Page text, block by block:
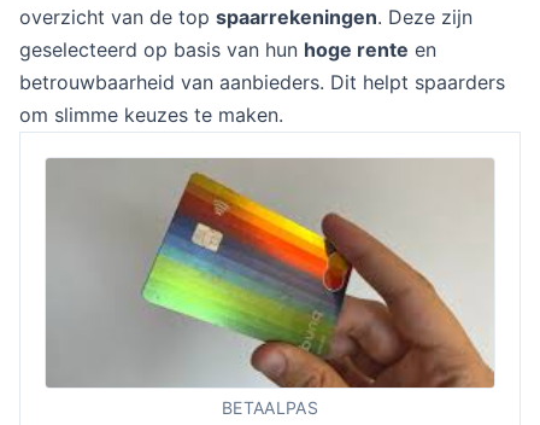
overzicht van de top spaarrekeningen. Deze zijn
geselecteerd op basis van hun hoge rente en
betrouwbaarheid van aanbieders. Dit helpt spaarders
om slimme keuzes te maken.
BETAALPAS